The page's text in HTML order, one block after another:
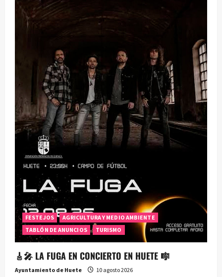
FESTEJOS
AGRICULTURA Y MEDIO AMBIENTE
TABLÓN DE ANUNCIOS
TURISMO
🎸🎤 LA FUGA EN CONCIERTO EN HUETE 🎼
Ayuntamiento de Huete 10 agosto 2026